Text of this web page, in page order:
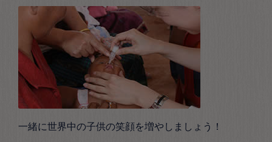
一緒に世界中の子供の笑顔を増やしましょう！